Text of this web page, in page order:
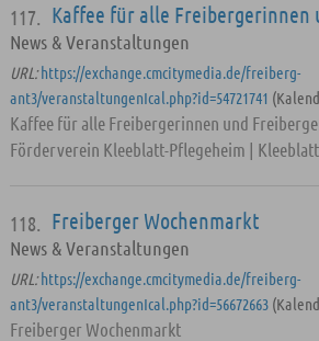
117. Kaffee für alle Freibergerinnen
News & Veranstaltungen
URL: https://exchange.cmcitymedia.de/freiberg-
ant3/veranstaltungenIcal.php?id=54721741
Kaffee für alle Freibergerinnen und
Förderverein Kleeblatt-Pflegeheim |
118. Freiberger Wochenmarkt
News & Veranstaltungen
URL: https://exchange.cmcitymedia.de/freiberg-
ant3/veranstaltungenIcal.php?id=56672663
Freiberger Wochenmarkt